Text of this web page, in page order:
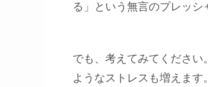
る」という無言のプレッシ
でも、考えてみてくださ
ようなストレスも増えます